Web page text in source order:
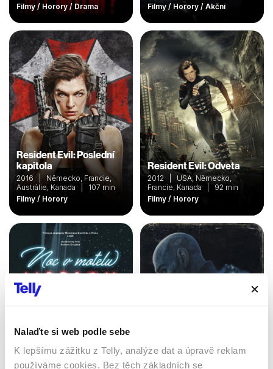
Nalaďte si web podle sebe
K lepšímu zážitku z Telly, analýze dat a úpravě reklam
používáme cookies. Bez těch základních se
Filmy / Horory / Drama
Filmy / Horory / Akční
Resident Evil: Poslední
kapitola
2016 | Německo, Francie,
Austrálie, Kanada | 107 min
Filmy / Horory
Resident Evil: Odveta
2012 | USA, Německo,
Francie, Kanada | 92 min
Filmy / Horory
Noc v motelu Marion 30 dní dlouhá noc